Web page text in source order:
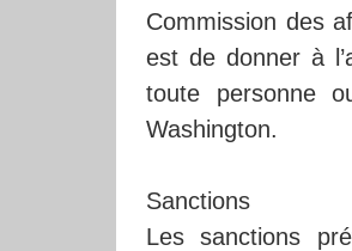
Commission des
est de donner à
toute personne
Washington.
Sanctions
Les sanctions